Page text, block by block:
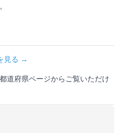
見る →
道府県ページからご覧いただけ